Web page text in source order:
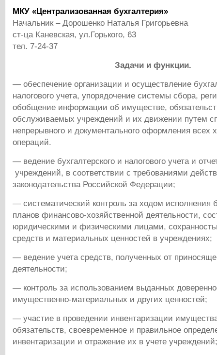
МКУ «Централизованная бухгалтерия»
Начальник – Дорошенко Наталья Григорьевна
ст-ца Каневская, ул.Горького, 63
тел. 7-24-37
Задачи и функции.
— обеспечение организации и осуществление
налогового учета, упорядочение системы сбора,
обобщение информации об имуществе,
обслуживаемых учреждений и их движении путем
непрерывного и документального оформления всех
операций.
— ведение бухгалтерского и налогового учета и
учреждений, в соответствии с требованиями
законодательства Российской Федерации;
— систематический контроль за ходом исполнения
планов финансово-хозяйственной деятельности,
юридическими и физическими лицами,
средств и материальных ценностей в учреждениях;
— ведение учета средств, полученных от
деятельности;
— контроль за использованием выданных
имущественно-материальных и других ценностей;
— участие в проведении инвентаризации
обязательств, своевременное и правильное
инвентаризации и отражение их в учете учреждений;